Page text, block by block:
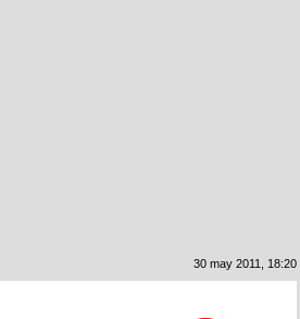
30 may 2011, 18:20